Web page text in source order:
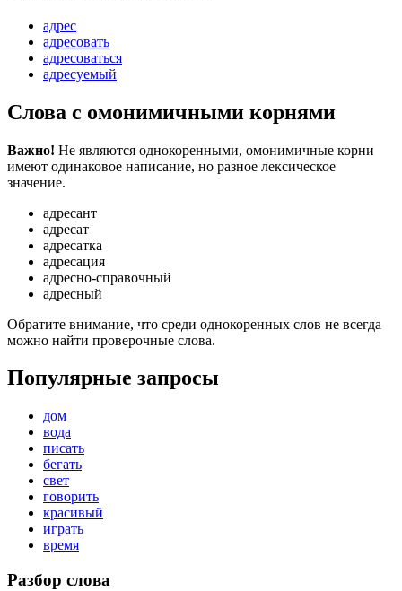
адрес
адресовать
адресоваться
адресуемый
Слова с омонимичными корнями
Важно! Не являются однокоренными, омонимичные корни
имеют одинаковое написание, но разное лексическое
значение.
адресант
адресат
адресатка
адресация
адресно-справочный
адресный
Обратите внимание, что среди однокоренных слов не всегда
можно найти проверочные слова.
Популярные запросы
дом
вода
писать
бегать
свет
говорить
красивый
играть
время
Разбор слова